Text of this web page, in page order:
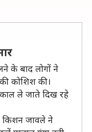
के बाद लोगों ने
कोशिश की।
ले जाते दिख रहे
किशन जावले ने